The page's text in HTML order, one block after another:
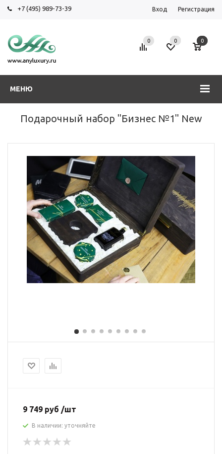
+7 (495) 989-73-39 Вход Регистрация
МЕНЮ
0 0 0
Подарочный набор "Бизнес №1" New
9 749 руб /шт
В наличии: уточняйте